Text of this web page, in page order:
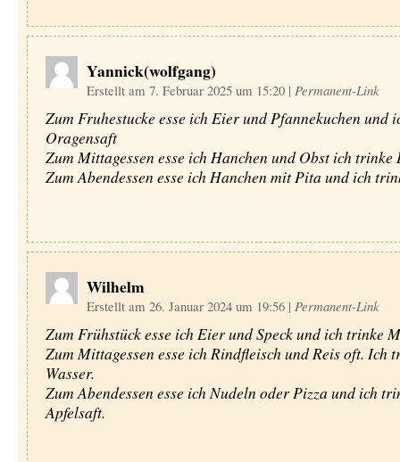
Yannick(wolfgang)
Erstellt am 7. Februar 2025 um 15:20 | Permanent-Link
Zum Fruhestucke esse ich Eier und Pfannekuchen und
Oragensaft
Zum Mittagessen esse ich Hanchen und Obst ich trinke
Zum Abendessen esse ich Hanchen mit Pita und ich
Wilhelm
Erstellt am 26. Januar 2024 um 19:56 | Permanent-Link
Zum Frühstück esse ich Eier und Speck und ich trinke
Zum Mittagessen esse ich Rindfleisch und Reis oft. Ich
Wasser.
Zum Abendessen esse ich Nudeln oder Pizza und ich
Apfelsaft.